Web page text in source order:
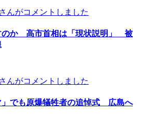
んがコメントしました
のか 高市首相は「現状説明」 被
んがコメントしました
」でも原爆犠牲者の追悼式 広島へ